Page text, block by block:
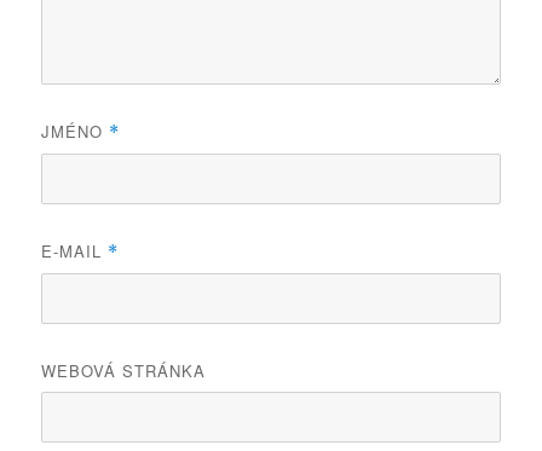
JMÉNO *
E-MAIL *
WEBOVÁ STRÁNKA